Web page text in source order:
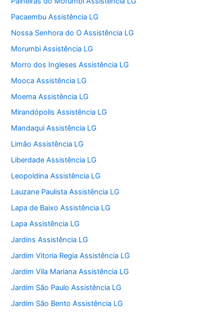
Pacaembu Assistência LG
Nossa Senhora do O Assistência LG
Morumbi Assistência LG
Morro dos Ingleses Assistência LG
Mooca Assistência LG
Moema Assistência LG
Mirandópolis Assistência LG
Mandaqui Assistência LG
Limão Assistência LG
Liberdade Assistência LG
Leopoldina Assistência LG
Lauzane Paulista Assistência LG
Lapa de Baixo Assistência LG
Lapa Assistência LG
Jardins Assistência LG
Jardim Vitoria Regia Assistência LG
Jardim Vila Mariana Assistência LG
Jardim São Paulo Assistência LG
Jardim São Bento Assistência LG